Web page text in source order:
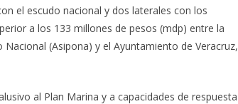
el escudo nacional y dos laterales con los
a los 133 millones de pesos (mdp) entre la
(Asipona) y el Ayuntamiento de Veracruz,
al Plan Marina y a capacidades de respuesta